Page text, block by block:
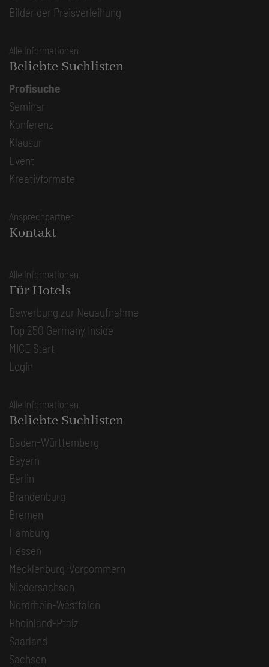
Bilder der Preisverleihung
Alle Informationen
Beliebte Suchlisten
Profisuche
Seminar
Konferenz
Klausur
Event
Kreativformate
Ansprechpartner
Kontakt
Alle Informationen
Für Hotels
Bewerbung zur Neuaufnahme
Top 250 Germany Inside
MICE Start
Login
Alle Informationen
Beliebte Suchlisten
Baden-Württemberg
Bayern
Berlin
Brandenburg
Bremen
Hamburg
Hessen
Mecklenburg-Vorpommern
Niedersachsen
Nordrhein-Westfalen
Rheinland-Pfalz
Saarland
Sachsen